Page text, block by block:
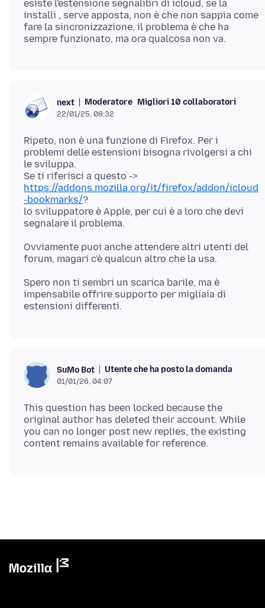
esiste l'estensione segnalibri di icloud, se la
installi , serve apposta, non è che non sappia come
fare la sincronizzazione, il problema è che ha
next Moderatore Migliori 10 collaboratori
22/01/25, 08:32
Ripeto, non è una funzione di Firefox. Per i
problemi delle estensioni bisogna rivolgersi a chi
le sviluppa.
Se ti riferisci a questo ->
https://addons.mozilla.org/it/firefox/addon/icloud
-bookmarks/?
lo sviluppatore è Apple, per cui è a loro che devi
Ovviamente puoi anche attendere altri utenti del
Spero non ti sembri un scarica barile, ma è
impensabile offrire supporto per migliaia di
SuMo Bot Utente che ha posto la domanda
01/01/26, 04:07
This question has been locked because the
original author has deleted their account. While
you can no longer post new replies, the existing